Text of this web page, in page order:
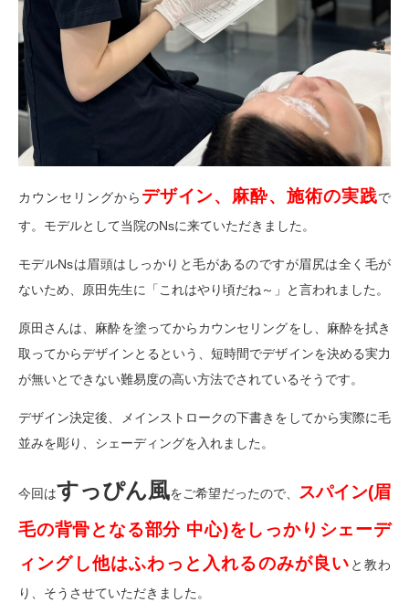
カウンセリングから デザイン、麻酔、施術の実践で
す。モデルとして当院のNsに来ていただきました。
モデルNsは眉頭はしっかりと毛があるのですが眉尻は全く毛が
ないため、原田先生に「これはやり頃だね～」と言われました。
原田さんは、麻酔を塗ってからカウンセリングをし、麻酔を拭き
取ってからデザインとるという、短時間でデザインを決める実力
が無いとできない難易度の高い方法でされているそうです。
デザイン決定後、メインストロークの下書きをしてから実際に毛
並みを彫り、シェーディングを入れました。
今回はすっぴん風をご希望だったので、
スパイン(眉
毛の背骨となる部分 中心)をしっかりシェーデ
ィングし他はふわっと入れるのみが良い と教わ
り、そうさせていただきました。